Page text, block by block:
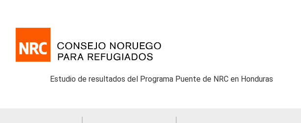
Estudio de resultados del Programa Puente de NRC en Honduras